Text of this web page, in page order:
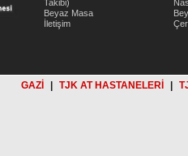
Takibi)
Beyaz Masa
İletişim
GAZİ TJK AT HASTANELERİ